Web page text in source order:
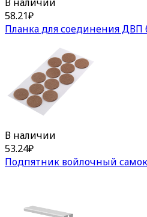
58.21₽
Планка для соединения ДВП
В наличии
53.24₽
Подпятник войлочный